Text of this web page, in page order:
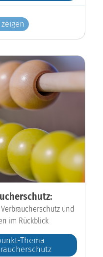
und
im Rückblick
Thema